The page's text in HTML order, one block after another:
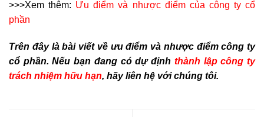
>>>Xem thêm: Ưu điểm và nhược điểm của công ty cổ
phần
Trên đây là bài viết về ưu điểm và nhược điểm công ty
cổ phần. Nếu bạn đang có dự định thành lập công ty
trách nhiệm hữu hạn, hãy liên hệ với chúng tôi.